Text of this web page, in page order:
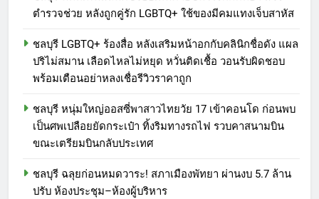
ตำรวจช่วย หลังถูกคู่รัก LGBTQ+ ใช้ของมีคมแทงเจ็บสาหัส
ชลบุรี LGBTQ+ ร้องสื่อ หลังเสริมหน้าอกกับคลินิกชื่อดัง แผล
ปริไม่สมาน เลือดไหลไม่หยุด หวั่นติดเชื้อ วอนรับผิดชอบ
พร้อมเตือนอย่าหลงเชื่อรีวิวราคาถูก
ชลบุรี หนุ่มใหญ่ออสซี่พาสาวไทยวัย 17 เข้าคอนโด ก่อนพบ
เป็นศพเปลือยยัดกระเป๋า ทิ้งริมทางรถไฟ รวบคาสนามบิน
ขณะเตรียมบินกลับประเทศ
ชลบุรี ฉลุยก่อนหมดวาระ! สภาเมืองพัทยา ผ่านงบ 5.7 ล้าน
ปรับ ห้องประชุม–ห้องผู้บริหาร